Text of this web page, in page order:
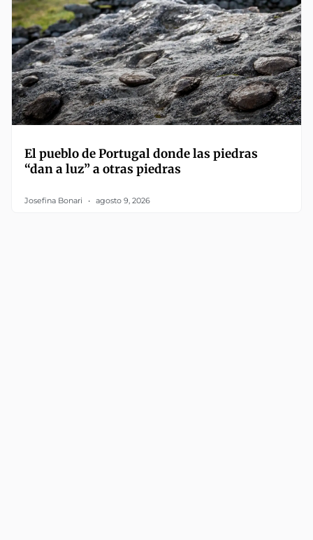
El pueblo de Portugal donde las piedras
“dan a luz” a otras piedras
Josefina Bonari agosto 9, 2026